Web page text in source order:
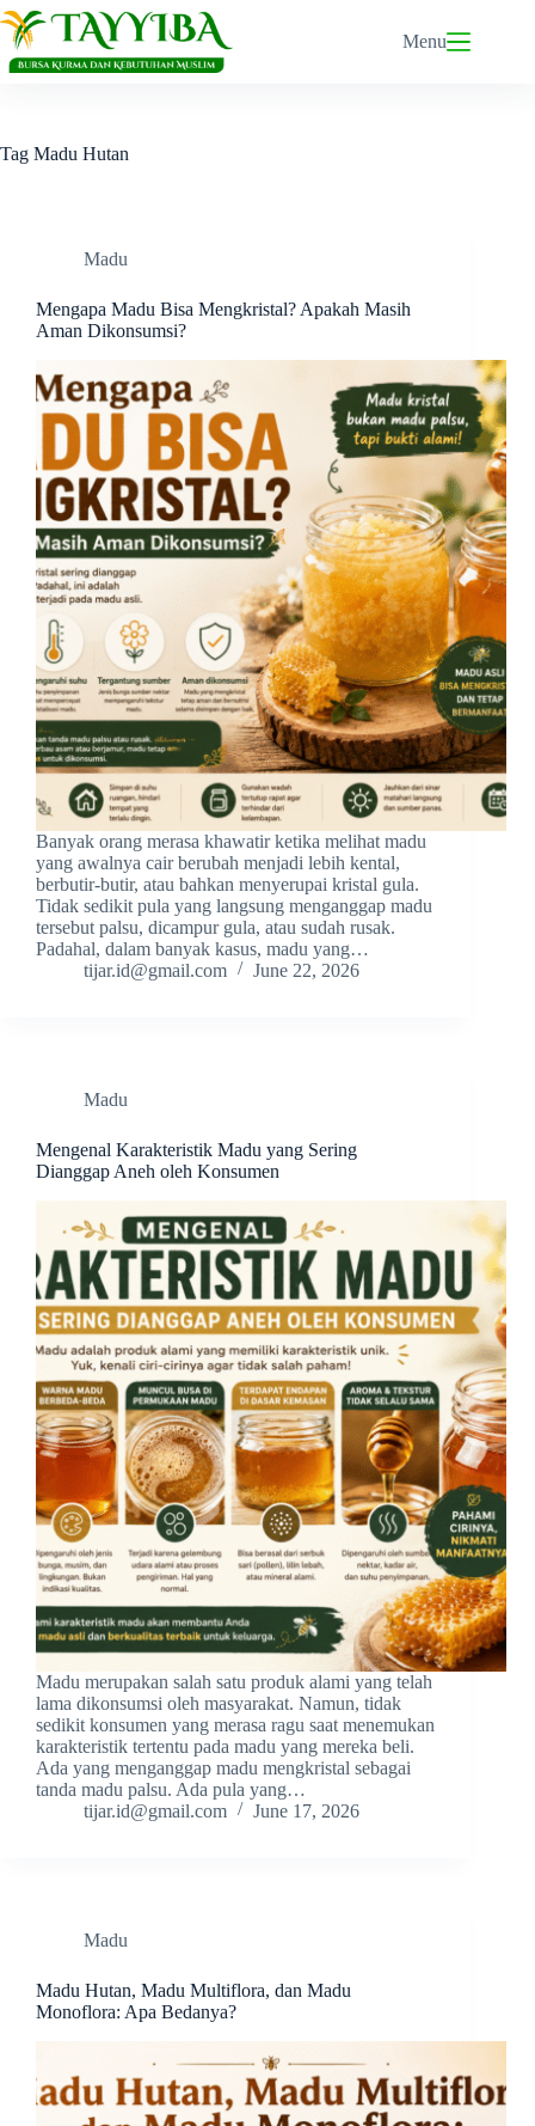
Skip
to
content
Menu
Tag Madu Hutan
Madu
Mengapa Madu Bisa Mengkristal? Apakah Masih
Aman Dikonsumsi?
Banyak orang merasa khawatir ketika melihat madu
yang awalnya cair berubah menjadi lebih kental,
berbutir-butir, atau bahkan menyerupai kristal gula.
Tidak sedikit pula yang langsung menganggap madu
tersebut palsu, dicampur gula, atau sudah rusak.
Padahal, dalam banyak kasus, madu yang…
tijar.id@gmail.com
June 22, 2026
Madu
Mengenal Karakteristik Madu yang Sering
Dianggap Aneh oleh Konsumen
Madu merupakan salah satu produk alami yang telah
lama dikonsumsi oleh masyarakat. Namun, tidak
sedikit konsumen yang merasa ragu saat menemukan
karakteristik tertentu pada madu yang mereka beli.
Ada yang menganggap madu mengkristal sebagai
tanda madu palsu. Ada pula yang…
tijar.id@gmail.com
June 17, 2026
Madu
Madu Hutan, Madu Multiflora, dan Madu
Monoflora: Apa Bedanya?